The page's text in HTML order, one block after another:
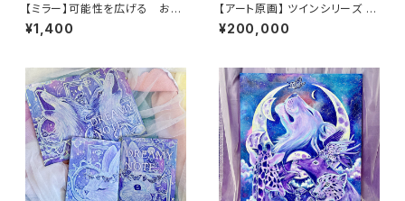
【ミラー】可能性を広げる お
花 ひと
¥1,400
【アート原画】 ツインシリーズ ラ
イオン 1点もの アクリル画
¥200,000